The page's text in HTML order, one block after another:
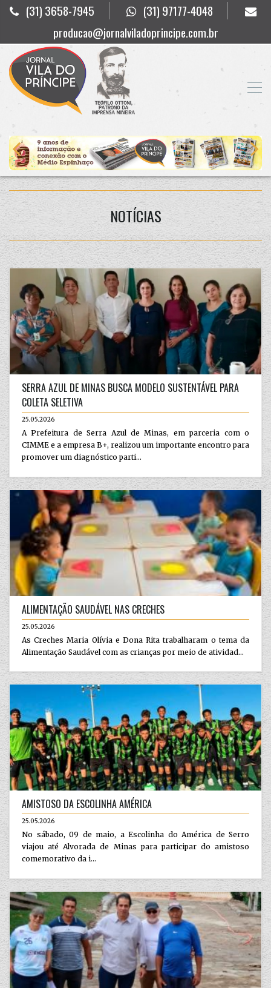
(31) 3658-7945
(31) 97177-4048
producao@jornalviladoprincipe.com.br
NOTÍCIAS
SERRA AZUL DE MINAS BUSCA MODELO SUSTENTÁVEL PARA
COLETA SELETIVA
25.05.2026
A Prefeitura de Serra Azul de Minas, em parceria com o
CIMME e a empresa B+, realizou um importante encontro para
promover um diagnóstico parti...
ALIMENTAÇÃO SAUDÁVEL NAS CRECHES
25.05.2026
As Creches Maria Olívia e Dona Rita trabalharam o tema da
Alimentação Saudável com as crianças por meio de atividad...
AMISTOSO DA ESCOLINHA AMÉRICA
25.05.2026
No sábado, 09 de maio, a Escolinha do América de Serro
viajou até Alvorada de Minas para participar do amistoso
comemorativo da i...